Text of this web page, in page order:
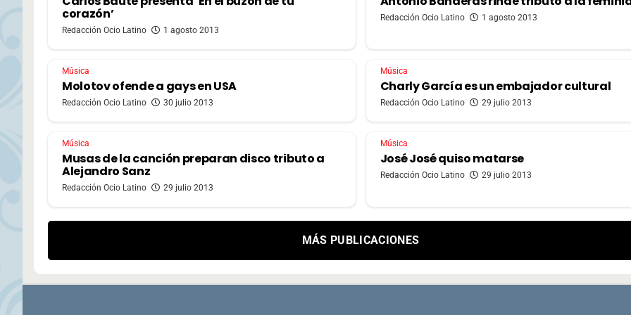
corazón’
Redacción Ocio Latino 1 agosto 2013
Redacción Ocio Latino 1 agosto 2013
Música
Molotov ofende a gays en USA
Redacción Ocio Latino 30 julio 2013
Música
Charly García es un embajador cultural
Redacción Ocio Latino 29 julio 2013
Música
Musas de la canción preparan disco tributo a
Alejandro Sanz
Redacción Ocio Latino 29 julio 2013
Música
José José quiso matarse
Redacción Ocio Latino 29 julio 2013
MÁS PUBLICACIONES